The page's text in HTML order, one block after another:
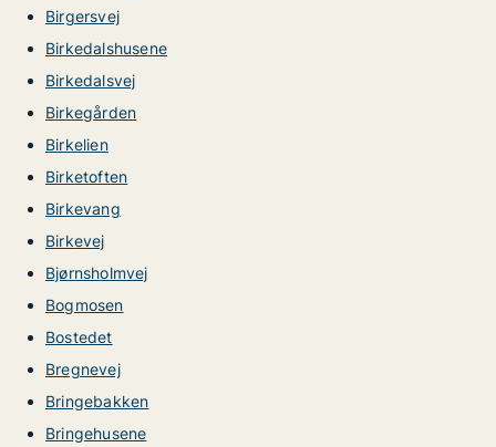
Birgersvej
Birkedalshusene
Birkedalsvej
Birkegården
Birkelien
Birketoften
Birkevang
Birkevej
Bjørnsholmvej
Bogmosen
Bostedet
Bregnevej
Bringebakken
Bringehusene